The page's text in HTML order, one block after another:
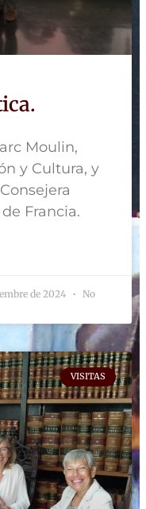
Moulin,
y Cultura, y
Francia.
de 2024
No
VISITAS